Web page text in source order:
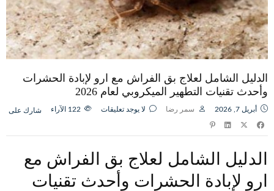
الدليل الشامل لعلاج بق الفراش مع ارو لإبادة الحشرات
وأحدث تقنيات التطهير الميكروبي لعام 2026
أبريل 7, 2026 سمر رضا لا يوجد تعليقات الآراء شارك على
الدليل الشامل لعلاج بق الفراش مع
ارو لإبادة الحشرات وأحدث تقنيات